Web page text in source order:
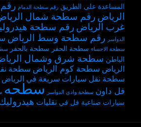
المساعدة على الطريق رقم سطحة الدمام
الرياض رقم سطحة شمال
غرب الرياض رقم سطحة
الدواسر
رقم سطحة وسط الرياض
سطحة الاحساء سطحة الحفر سطحة بالحفر
الباطن سطحة شرق وشمال
الرياض سطحة كوم الرياض سطحة
سطحة نقل سيارات سريعة في الرياض
فل داون سطحة وادي الدواسر سطحه
سيارات صناعية فل في نقليات